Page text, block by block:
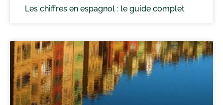
Les chiffres en espagnol : le guide complet